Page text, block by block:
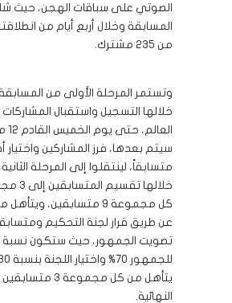
الصوتي على سباقات الهجن، حيث
المسابقة وخلال أربع أيام من
من 235 مشترك.
وتستمر المرحلة الأولى من
خلالها التسجيل واستقبال
متسابقاً، لينتقلوا إلى المرحلة
خلالها
كل مجموعة 9 متسابقين،
عن طريق قرار لجنة التحكيم
تصويت الجمهور، حيث ستكون نسبة
يتأهل من كل مجموعة
النهائية.